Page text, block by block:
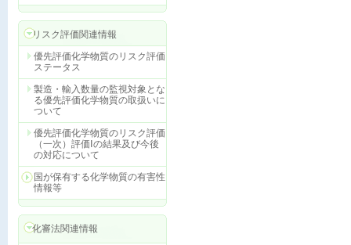
リスク評価関連情報
優先評価化学物質のリスク評価
ステータス
製造・輸入数量の監視対象とな
る優先評価化学物質の取扱いに
ついて
優先評価化学物質のリスク評価
（一次）評価Ⅰの結果及び今後
の対応について
国が保有する化学物質の有害性
情報等
化審法関連情報